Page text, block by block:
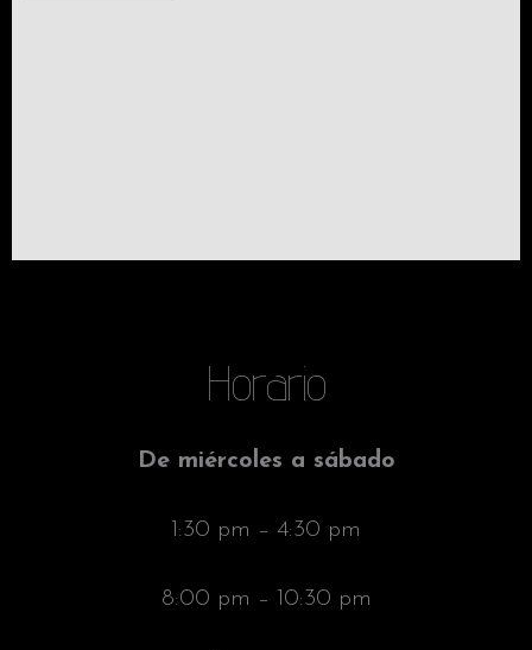
Horario
De miércoles a sábado
1:30 pm – 4:30 pm
8:00 pm – 10:30 pm